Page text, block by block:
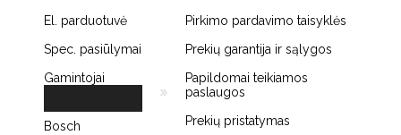
El. parduotuvė
Spec. pasiūlymai
Gamintojai
Bosch
Pirkimo pardavimo taisyklės
Prekių garantija ir sąlygos
Papildomai teikiamos
paslaugos
Prekių pristatymas